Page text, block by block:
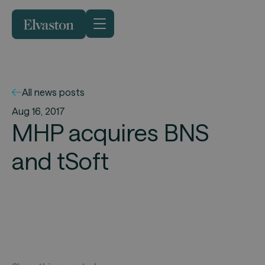
All news posts
Aug 16, 2017
MHP acquires BNS
and tSoft